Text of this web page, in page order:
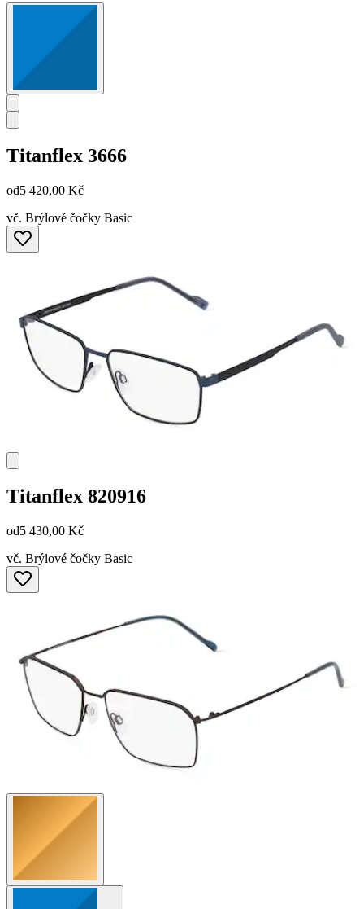
Titanflex 3666
od5 420,00 Kč
vč. Brýlové čočky Basic
Titanflex 820916
od5 430,00 Kč
vč. Brýlové čočky Basic